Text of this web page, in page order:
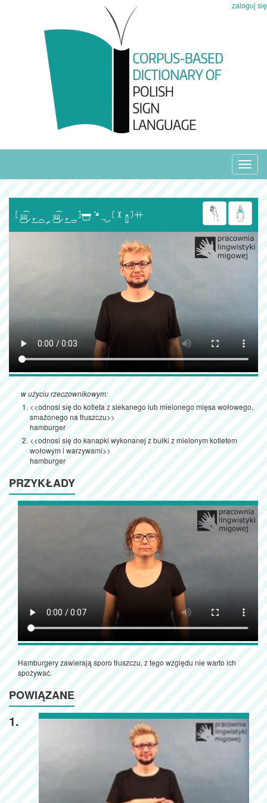
zaloguj się

w użyciu rzeczownikowym:
<<odnosi się do kotleta z siekanego lub mielonego mięsa wołowego,
smażonego na tłuszczu>>
hamburger
<<odnosi się do kanapki wykonanej z bułki z mielonym kotletem
wołowym i warzywami>>
hamburger
PRZYKŁADY
Hamburgery zawierają sporo tłuszczu, z tego względu nie warto ich
spożywać.
POWIĄZANE
1.